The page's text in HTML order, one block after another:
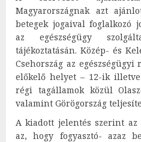
Magyarországnak azt
betegek jogaival foglalkozó
az egészségügy
tájékoztatásán. Közép- és
Csehország az
előkelő helyet – 12-ik
régi tagállamok közül
valamint Görögország
A kiadott jelentés szerint
az, hogy fogyasztó- azaz